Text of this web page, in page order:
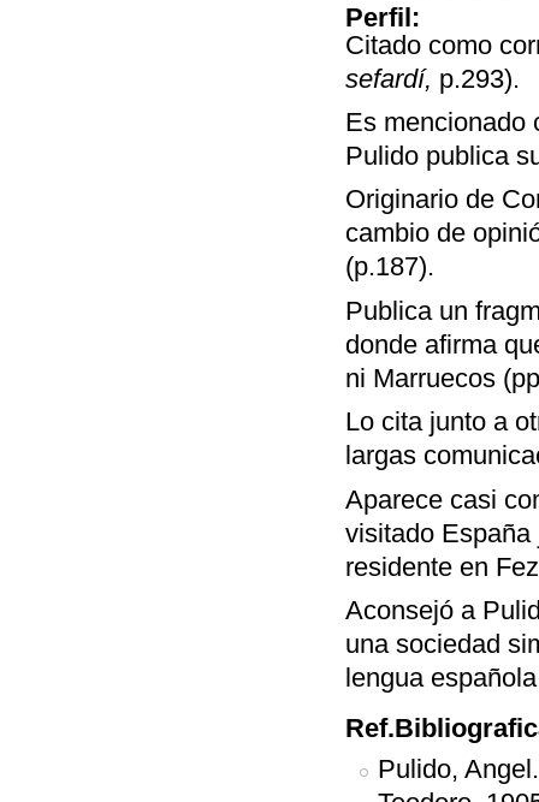
Perfil:
Citado como
sefardí, p.293).
Es mencionado
Pulido publica
Originario de
cambio de
(p.187).
Publica un
donde afirma
ni Marruecos
Lo cita junto a
largas
Aparece casi
visitado
residente en
Aconsejó a
una sociedad
lengua
Pulido,